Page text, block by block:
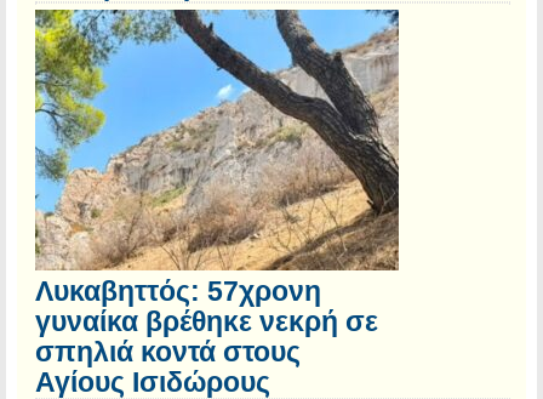
Λυκαβηττός: 57χρονη
γυναίκα βρέθηκε νεκρή σε
σπηλιά κοντά στους
Αγίους Ισιδώρους